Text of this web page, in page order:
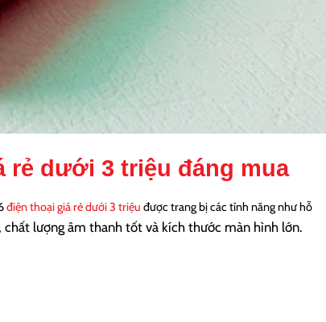
rẻ dưới 3 triệu đáng mua
điện thoại giá rẻ dưới 3 triệu được trang bị các tính năng như hỗ
chất lượng âm thanh tốt và kích thước màn hình lớn.